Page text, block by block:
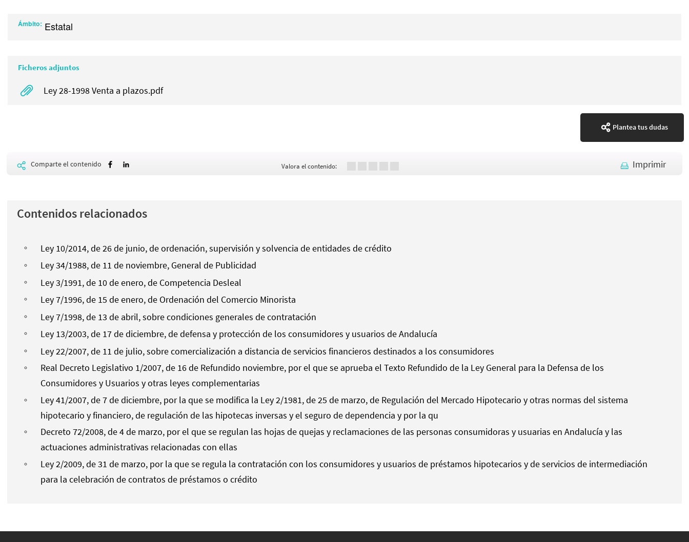
Ámbito Estatal
Ficheros adjuntos
Ley 28-1998 Venta a plazos.pdf
Plantea tus dudas
Comparte el contenido Valora el contenido: Imprimir
Contenidos relacionados
Ley 10/2014, de 26 de junio, de ordenación, supervisión y solvencia de entidades de crédito
Ley 34/1988, de 11 de noviembre, General de Publicidad
Ley 3/1991, de 10 de enero, de Competencia Desleal
Ley 7/1996, de 15 de enero, de Ordenación del Comercio Minorista
Ley 7/1998, de 13 de abril, sobre condiciones generales de contratación
Ley 13/2003, de 17 de diciembre, de defensa y protección de los consumidores y usuarios de Andalucía
Ley 22/2007, de 11 de julio, sobre comercialización a distancia de servicios financieros destinados a los consumidores
Real Decreto Legislativo 1/2007, de 16 de Refundido noviembre, por el que se aprueba el Texto Refundido de la Ley General para la Defensa de los
Consumidores y Usuarios y otras leyes complementarias
Ley 41/2007, de 7 de diciembre, por la que se modifica la Ley 2/1981, de 25 de marzo, de Regulación del Mercado Hipotecario y otras normas del sistema
hipotecario y financiero, de regulación de las hipotecas inversas y el seguro de dependencia y por la qu
Decreto 72/2008, de 4 de marzo, por el que se regulan las hojas de quejas y reclamaciones de las personas consumidoras y usuarias en Andalucía y las
actuaciones administrativas relacionadas con ellas
Ley 2/2009, de 31 de marzo, por la que se regula la contratación con los consumidores y usuarios de préstamos hipotecarios y de servicios de intermediación
para la celebración de contratos de préstamos o crédito